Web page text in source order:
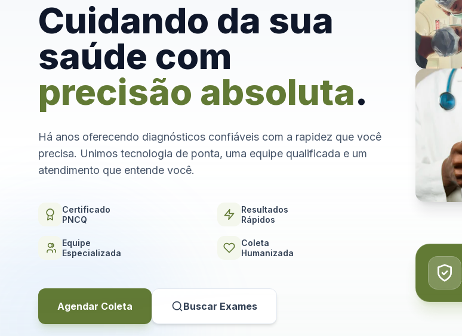
Cuidando da sua
saúde com
precisão absoluta.
Há anos oferecendo diagnósticos confiáveis com a rapidez que você
precisa. Unimos tecnologia de ponta, uma equipe qualificada e um
atendimento que entende você.
Certificado
PNCQ
Resultados
Rápidos
Equipe
Especializada
Coleta
Humanizada
Agendar Coleta Buscar Exames